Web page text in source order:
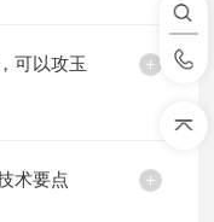
可以攻玉
术要点